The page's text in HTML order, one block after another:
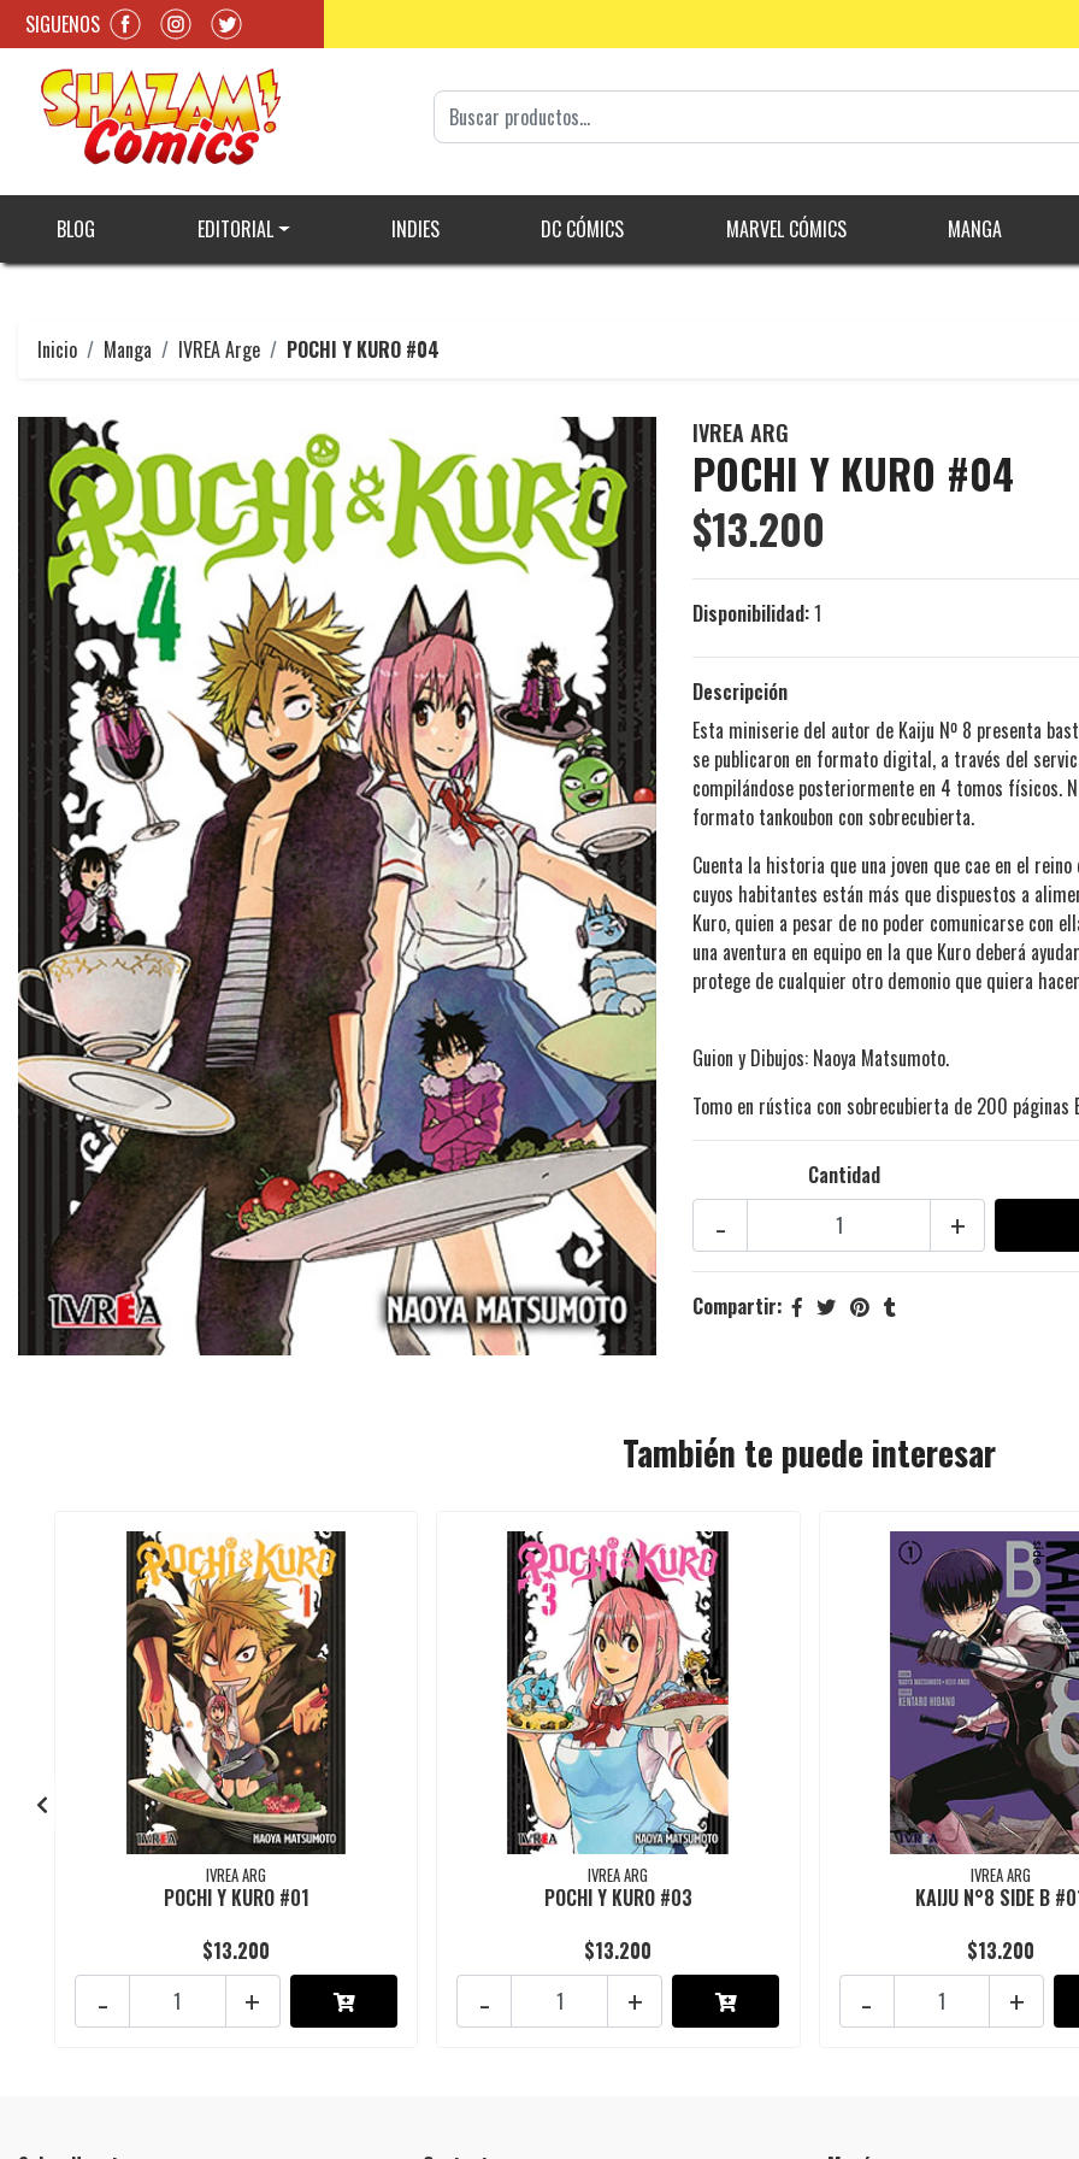
SIGUENOS
BLOG EDITORIAL INDIES DC CÓMICS MARVEL CÓMICS MANGA
Inicio Manga IVREA Arge POCHI Y KURO #04
IVREA ARG
POCHI Y KURO #04
$13.200
Disponibilidad:1
Descripción
Esta miniserie del autor de Kaiju Nº 8 presenta
se publicaron en formato digital, a través del
compilándose posteriormente en 4 tomos físicos.
formato tankoubon con sobrecubierta.
Cuenta la historia que una joven que cae en el
cuyos habitantes están más que dispuestos a
Kuro, quien a pesar de no poder comunicarse con
una aventura en equipo en la que Kuro deberá
protege de cualquier otro demonio que quiera
Guion y Dibujos: Naoya Matsumoto.
Tomo en rústica con sobrecubierta de 200 páginas
Cantidad
+
-
Compartir:
También te puede interesar
IVREA ARG
POCHI Y KURO #01
$13.200
+
-
IVREA ARG
POCHI Y KURO #03
$13.200
+
-
IVREA ARG
KAIJU N°8 SIDE B
$13.200
+
-